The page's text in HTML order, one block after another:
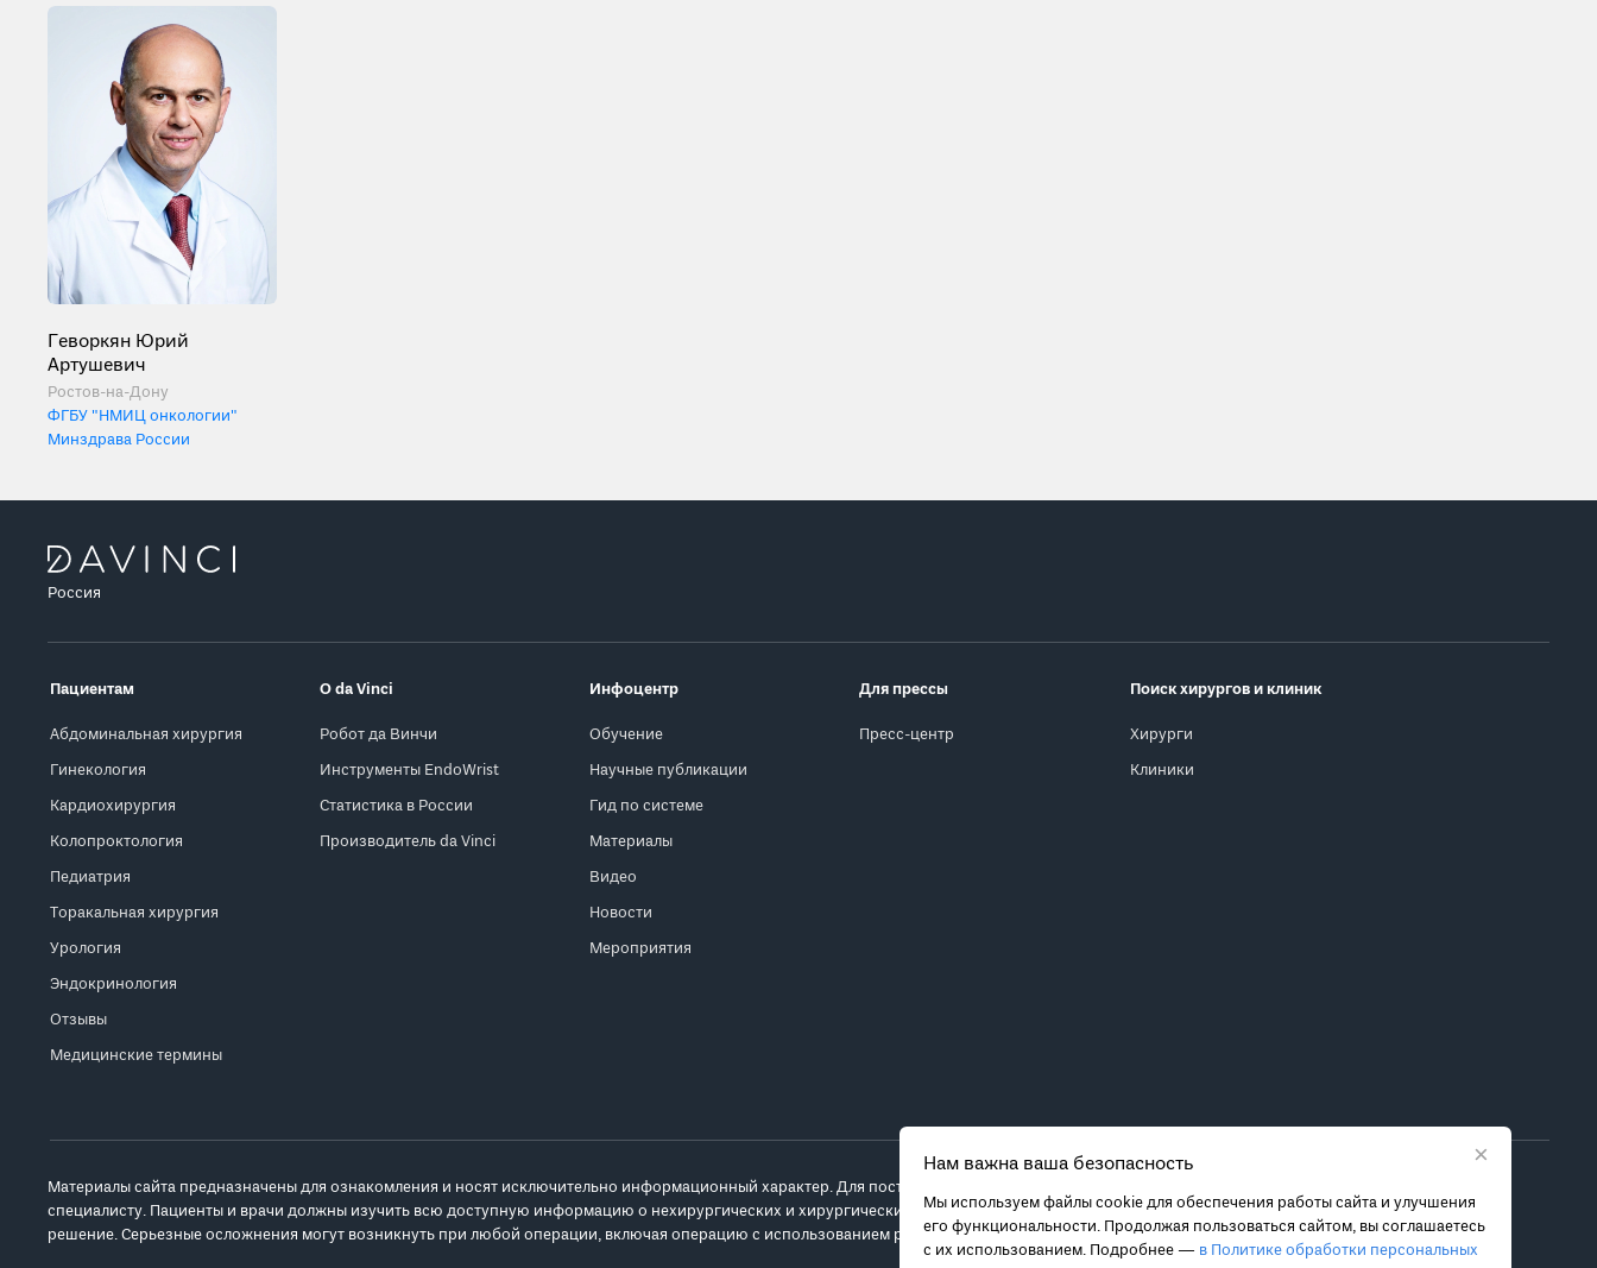
Геворкян Юрий
Артушевич
Ростов-на-Дону
ФГБУ "НМИЦ онкологии"
Минздрава России
×
Нам важна ваша безопасность
Мы используем файлы cookie для обеспечения работы сайта и улучшения
его функциональности. Продолжая пользоваться сайтом, вы соглашаетесь
с их использованием. Подробнее — в Политике обработки персональных
Россия
Пациентам
Абдоминальная хирургия
Гинекология
Кардиохирургия
Колопроктология
Педиатрия
Торакальная хирургия
Урология
Эндокринология
Отзывы
Медицинские термины
О da Vinci
Робот да Винчи
Инструменты EndoWrist
Статистика в России
Производитель da Vinci
Инфоцентр
Обучение
Научные публикации
Гид по системе
Материалы
Видео
Новости
Мероприятия
Для прессы
Пресс-центр
Поиск хирургов и клиник
Хирурги
Клиники
Материалы сайта предназначены для ознакомления и носят исключительно информационный характер. Для постановки диагноза и выбора метода лечения обратитесь за консультацией к
специалисту. Пациенты и врачи должны изучить всю доступную информацию о нехирургических и хирургических вариантах лечения и связанных с ними рисках, чтобы принять обоснованное
решение. Серьезные осложнения могут возникнуть при любой операции, включая операцию с использованием робота da Vinci.